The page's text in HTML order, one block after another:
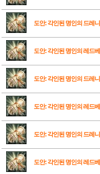
도안: 각인된 명인의 드레
도안: 각인된 명인의 레드
도안: 각인된 명인의 드레
도안: 각인된 명인의 레드
도안: 각인된 명인의 드레
도안: 각인된 명인의 레드